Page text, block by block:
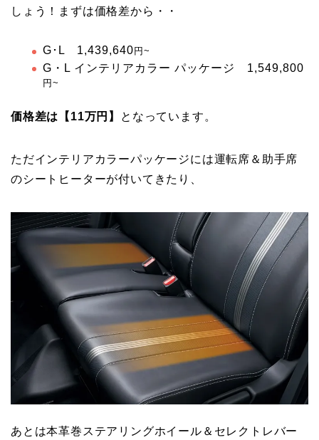
しょう！まずは価格差から・・
G･L 1,439,640円~
G・L インテリアカラー パッケージ 1,549,800
円~
価格差は【11万円】 となっています。
ただインテリアカラーパッケージには運転席＆助手席
のシートヒーターが付いてきたり、
あとは本革巻ステアリングホイール＆セレクトレバー